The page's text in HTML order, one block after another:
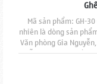
Mã sản phẩm: GH-
nhiên là dòng sản
Văn phòng Gia
mẫu mã đẹp, độ bền
tự nhiên 100% sơn